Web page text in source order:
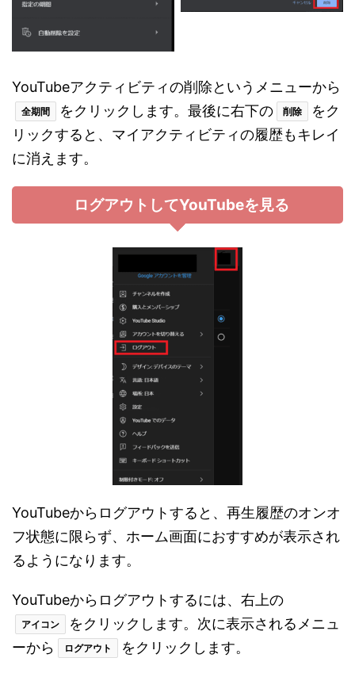
YouTubeアクティビティの削除というメニューから
全期間 をクリックします。最後に右下の 削除
をク
リックすると、マイアクティビティの履歴もキレイ
に消えます。
ログアウトしてYouTubeを見る
YouTubeからログアウトすると、再生履歴のオンオ
フ状態に限らず、ホーム画面におすすめが表示され
るようになります。
YouTubeからログアウトするには、右上の
アイコン
をクリックします。次に表示されるメニュ
ーから
ログアウト をクリックします。